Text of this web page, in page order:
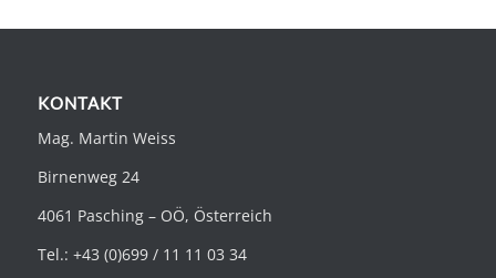
KONTAKT
Mag. Martin Weiss
Birnenweg 24
4061 Pasching – OÖ, Österreich
Tel.: +43 (0)699 / 11 11 03 34